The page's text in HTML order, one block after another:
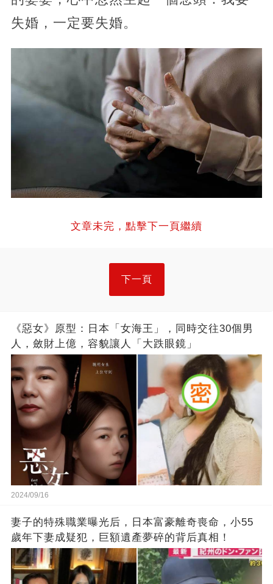
失婚，一定要失婚。
文章未完，點擊下一頁繼續
下一頁
《惡女》原型：日本「女海王」，同時交往30個男
人，斂財上億，容貌讓人「大跌眼鏡」
2024/09/16
妻子的特殊職業曝光后，日本富豪離奇喪命，小55
歲年下妻成疑犯，巨額遺產夢碎的背后真相！